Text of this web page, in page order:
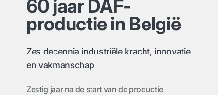
60 jaar DAF-
productie in België
Zes decennia industriële kracht, innovatie
en vakmanschap
Zestig jaar na de start van de productie